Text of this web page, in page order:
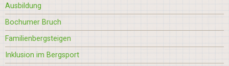
Ausbildung
Bochumer Bruch
Familienbergsteigen
Inklusion im Bergsport